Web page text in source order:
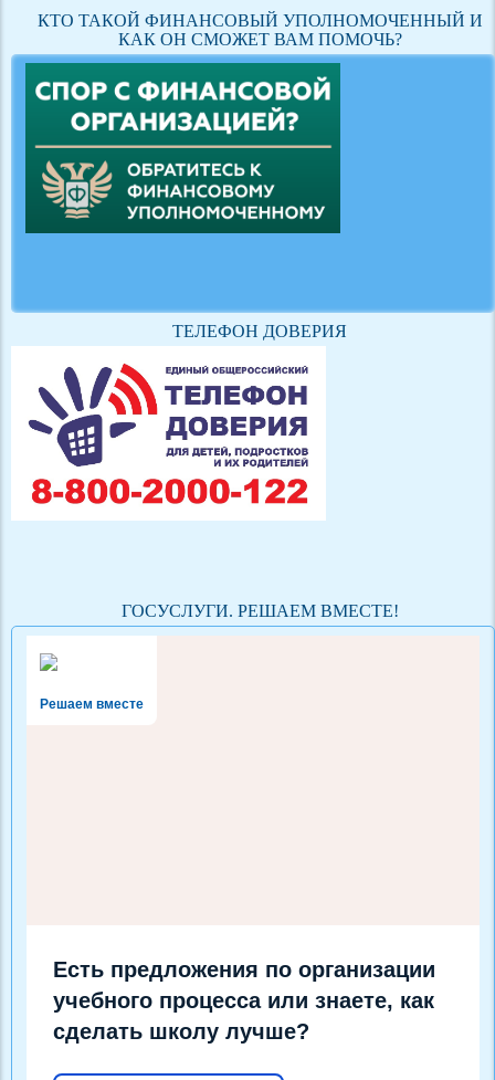
КТО ТАКОЙ ФИНАНСОВЫЙ УПОЛНОМОЧЕННЫЙ И
КАК ОН СМОЖЕТ ВАМ ПОМОЧЬ?
ТЕЛЕФОН ДОВЕРИЯ
ГОСУСЛУГИ. РЕШАЕМ ВМЕСТЕ!
Решаем вместе
Есть предложения по организации
учебного процесса или знаете, как
сделать школу лучше?